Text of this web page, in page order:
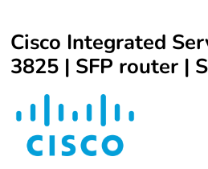
Cisco Integrated
3825 | SFP router |